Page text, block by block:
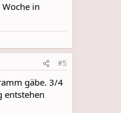
in
#5
gäbe. 3/4
entstehen